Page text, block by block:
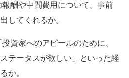
報酬や中間費用について、事前
してくれるか。
投資家へのアピールのために、
テータスが欲しい」といった経
か。